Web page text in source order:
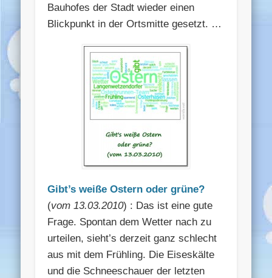
Bauhofes der Stadt wieder einen
Blickpunkt in der Ortsmitte gesetzt. …
Gibt’s weiße Ostern oder grüne?
(vom 13.03.2010) : Das ist eine gute
Frage. Spontan dem Wetter nach zu
urteilen, sieht’s derzeit ganz schlecht
aus mit dem Frühling. Die Eiseskälte
und die Schneeschauer der letzten